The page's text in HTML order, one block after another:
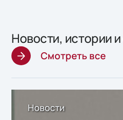
Новости, истории
Смотреть все
Новости